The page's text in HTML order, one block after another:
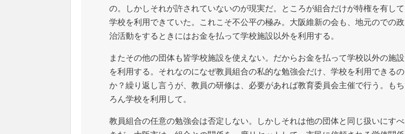
の。しかしそれが許されていないのが現実だ。ところが組合だけが特権を有して
学校を利用できていた。これこそ不公平の極み。大阪維新の会も、地元のでの政
治活動をするときにはお金を払って学校施設以外を利用する。
またその他の団体も皆学校施設を使えない。だからお金を払って学校以外の施設
を利用する。それなのになぜ教員組合の私的な勉強会だけ、学校を利用できるの
か？繰り返し言うが、教員の研修は、必要があれば教育委員会主催で行う。もち
ろん学校を利用して。
教員組合の任意の勉強会は否定しない。しかしそれは他の団体と同じ扱いにすべ